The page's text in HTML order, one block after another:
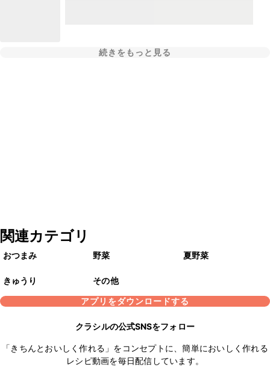
続きをもっと見る
関連カテゴリ
おつまみ 野菜 夏野菜
きゅうり
その他
アプリをダウンロードする
クラシルの公式SNSをフォロー
「きちんとおいしく作れる」をコンセプトに、簡単においしく作れる
レシピ動画を毎日配信しています。